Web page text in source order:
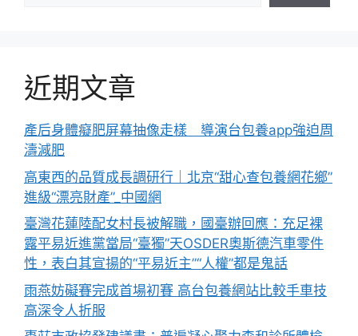
近期文章
產后身體癡肥屏幕抽像走樣 導演台包養app強迫周
濤減肥
高東西的品質成長調研行｜北京“甜心查包養網花鄉”
進級“漂亮財產”_中國網
臺灣花蓮陸配女村長被解職，國臺辦回應：充足裸
露平易近進黨當局“臺獨”天OSDER奧斯德汽車零件
性，表白其宣揚的“平易近主”“人權”都是鬼話
雨燕妨礙賽完成首場初賽 高台包養網站比較手車技
高深令人折服